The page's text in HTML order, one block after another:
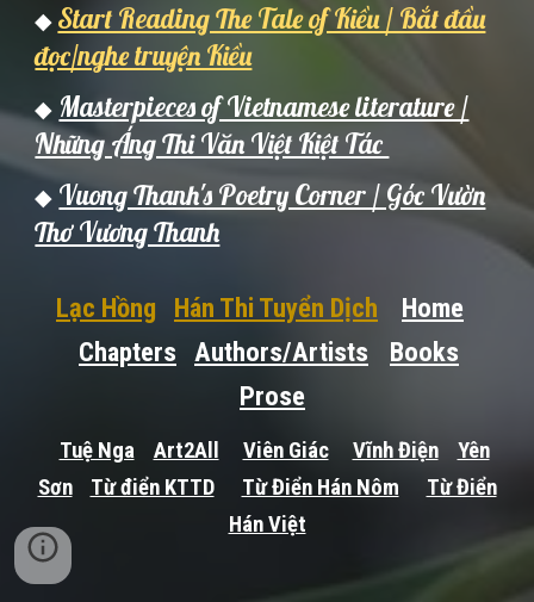
◆ Start Reading The Tale of Kiều / Bắt đầu
đọc/nghe truyện Kiều
◆ Masterpieces of Vietnamese literature /
Những Áng Thi Văn Việt Kiệt Tác
◆ Vuong Thanh's Poetry Corner / Góc Vườn
Thơ Vương Thanh
Lạc Hồng Hán Thi Tuyển Dịch
Home
Chapters Authors/Artists
Books
Prose
Tuệ Nga Art2All Viên Giác Vĩnh Điện
Yên
Sơn
Từ điển KTTD Từ Điển Hán Nôm
Từ Điển
Hán Việt